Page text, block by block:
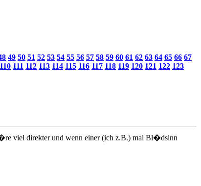
49 50 51 52 53 54 55 56 57 58 59 60 61 62 63 64 65 66 67
110 111 112 113 114 115 116 117 118 119 120 121 122 123
viel direkter und wenn einer (ich z.B.) mal Bl�dsinn